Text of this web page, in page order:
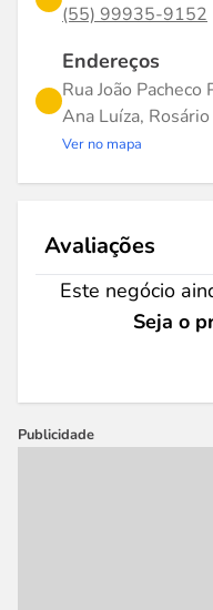
(55) 99935-9152
Endereços
Rua João
Ana Luíza,
Ver no mapa
Avaliações
Este negócio
Seja o
Publicidade